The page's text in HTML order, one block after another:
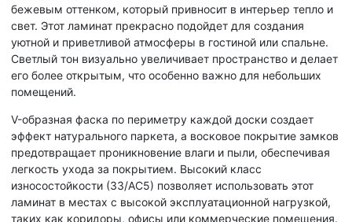
бежевым оттенком, который привносит в интерьер тепло и
свет. Этот ламинат прекрасно подойдет для создания
уютной и приветливой атмосферы в гостиной или спальне.
Светлый тон визуально увеличивает пространство и делает
его более открытым, что особенно важно для небольших
помещений.
V-образная фаска по периметру каждой доски создает
эффект натурального паркета, а восковое покрытие замков
предотвращает проникновение влаги и пыли, обеспечивая
легкость ухода за покрытием. Высокий класс
износостойкости (33/АС5) позволяет использовать этот
ламинат в местах с высокой эксплуатационной нагрузкой,
таких как коридоры, офисы или коммерческие помещения.